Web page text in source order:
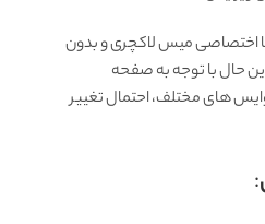
اختصاصی میس لاکچری و بدون
حال با توجه به صفحه
های مختلف، احتمال تغییر
: